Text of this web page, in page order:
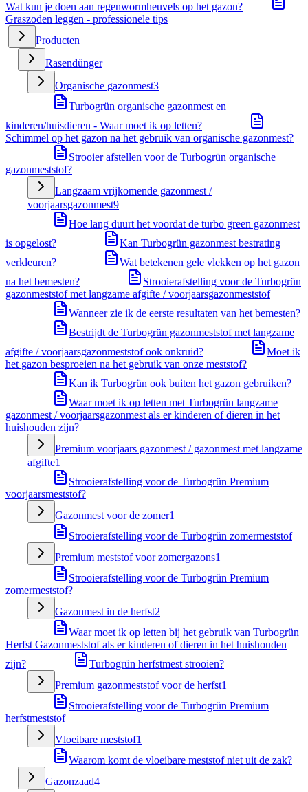
Wat kun je doen aan regenwormheuvels op het gazon?
Graszoden leggen - professionele tips
Producten
Rasendünger
Organische gazonmest3
Turbogrün organische gazonmest en
kinderen/huisdieren - Waar moet ik op letten?
Schimmel op het gazon na het gebruik van organische gazonmest?
Strooier afstellen voor de Turbogrün organische
gazonmeststof?
Langzaam vrijkomende gazonmest /
voorjaarsgazonmest9
Hoe lang duurt het voordat de turbo green gazonmest
is opgelost?
Kan Turbogrün gazonmest bestrating
verkleuren?
Wat betekenen gele vlekken op het gazon
na het bemesten?
Strooierafstelling voor de Turbogrün
gazonmeststof met langzame afgifte / voorjaarsgazonmeststof
Wanneer zie ik de eerste resultaten van het bemesten?
Bestrijdt de Turbogrün gazonmeststof met langzame
afgifte / voorjaarsgazonmeststof ook onkruid?
Moet ik
het gazon besproeien na het gebruik van onze meststof?
Kan ik Turbogrün ook buiten het gazon gebruiken?
Waar moet ik op letten met Turbogrün langzame
gazonmest / voorjaarsgazonmest als er kinderen of dieren in het
huishouden zijn?
Premium voorjaars gazonmest / gazonmest met langzame
afgifte1
Strooierafstelling voor de Turbogrün Premium
voorjaarsmeststof?
Gazonmest voor de zomer1
Strooierafstelling voor de Turbogrün zomermeststof
Premium meststof voor zomergazons1
Strooierafstelling voor de Turbogrün Premium
zomermeststof?
Gazonmest in de herfst2
Waar moet ik op letten bij het gebruik van Turbogrün
Herfst Gazonmeststof als er kinderen of dieren in het huishouden
zijn?
Turbogrün herfstmest strooien?
Premium gazonmeststof voor de herfst1
Strooierafstelling voor de Turbogrün Premium
herfstmeststof
Vloeibare meststof1
Waarom komt de vloeibare meststof niet uit de zak?
Gazonzaad4